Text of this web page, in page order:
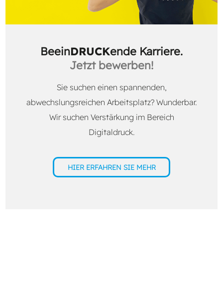
BeeinDRUCKende Karriere.
Jetzt bewerben!
Sie suchen einen spannenden,
abwechslungsreichen Arbeitsplatz? Wunderbar.
Wir suchen Verstärkung im Bereich
Digitaldruck.
HIER ERFAHREN SIE MEHR